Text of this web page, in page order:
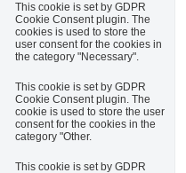
This cookie is set by GDPR
Cookie Consent plugin. The
cookies is used to store the
user consent for the cookies in
the category "Necessary".
This cookie is set by GDPR
Cookie Consent plugin. The
cookie is used to store the user
consent for the cookies in the
category "Other.
This cookie is set by GDPR